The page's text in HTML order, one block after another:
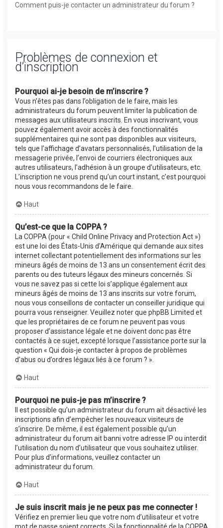
Comment puis-je contacter un administrateur du forum ?
Problèmes de connexion et
d’inscription
Pourquoi ai-je besoin de m’inscrire ?
Vous n’êtes pas dans l’obligation de le faire, mais les
administrateurs du forum peuvent limiter la publication de
messages aux utilisateurs inscrits. En vous inscrivant, vous
pouvez également avoir accès à des fonctionnalités
supplémentaires qui ne sont pas disponibles aux visiteurs,
tels que l’affichage d’avatars personnalisés, l’utilisation de la
messagerie privée, l’envoi de courriers électroniques aux
autres utilisateurs, l’adhésion à un groupe d’utilisateurs, etc.
L’inscription ne vous prend qu’un court instant, c’est pourquoi
nous vous recommandons de le faire.
Haut
Qu’est-ce que la COPPA ?
La COPPA (pour « Child Online Privacy and Protection Act »)
est une loi des États-Unis d’Amérique qui demande aux sites
internet collectant potentiellement des informations sur les
mineurs âgés de moins de 13 ans un consentement écrit des
parents ou des tuteurs légaux des mineurs concernés. Si
vous ne savez pas si cette loi s’applique également aux
mineurs âgés de moins de 13 ans inscrits sur votre forum,
nous vous conseillons de contacter un conseiller juridique qui
pourra vous renseigner. Veuillez noter que phpBB Limited et
que les propriétaires de ce forum ne peuvent pas vous
proposer d’assistance légale et ne doivent donc pas être
contactés à ce sujet, excepté lorsque l’assistance porte sur la
question « Qui dois-je contacter à propos de problèmes
d’abus ou d’ordres légaux liés à ce forum ? ».
Haut
Pourquoi ne puis-je pas m’inscrire ?
Il est possible qu’un administrateur du forum ait désactivé les
inscriptions afin d’empêcher les nouveaux visiteurs de
s’inscrire. De même, il est également possible qu’un
administrateur du forum ait banni votre adresse IP ou interdit
l’utilisation du nom d’utilisateur que vous souhaitez utiliser.
Pour plus d’informations, veuillez contacter un
administrateur du forum.
Haut
Je suis inscrit mais je ne peux pas me connecter !
Vérifiez en premier lieu que votre nom d’utilisateur et votre
mot de passe soient corrects. Si la fonctionnalité de la COPPA